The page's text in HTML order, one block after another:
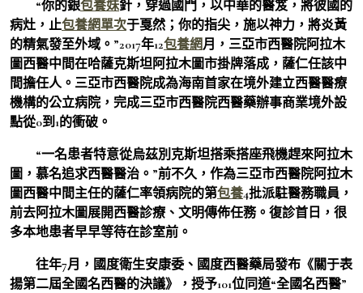
“你的銀包養妹針，穿過國門，以中華的醫笈，將彼國的
病灶，止包養網單次于戛然；你的指尖，施以神力，將炎黃
的精氣發至外域。”2017年12包養網月，三亞市西醫院阿拉木
圖西醫中間在哈薩克斯坦阿拉木圖市掛牌落成，薩仁任該中
間擔任人。三亞市西醫院成為海南首家在境外建立西醫醫療
機構的公立病院，完成三亞市西醫院西醫藥辦事商業境外設
點從0到1的衝破。
“一名患者特意從烏茲別克斯坦搭乘搭座飛機趕來阿拉木
圖，慕名追求西醫醫治。”前不久，作為三亞市西醫院阿拉木
圖西醫中間主任的薩仁率領病院的第包養4批派駐醫務職員，
前去阿拉木圖展開西醫診療、文明傳佈任務。復診首日，很
多本地患者早早等待在診室前。
往年7月，國度衛生安康委、國度西醫藥局發布《關于表
揚第二屆全國名西醫的決議》，授予101位同道“全國名西醫”